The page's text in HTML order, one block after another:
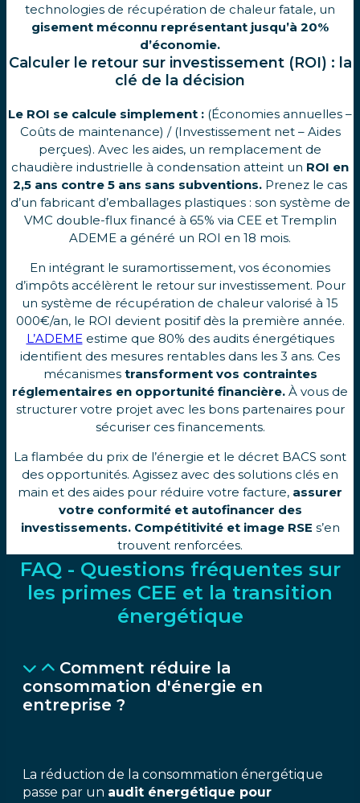
technologies de récupération de chaleur fatale, un
gisement méconnu représentant jusqu’à 20%
d’économie.
Calculer le retour sur investissement (ROI) : la
clé de la décision
Le ROI se calcule simplement : (Économies annuelles –
Coûts de maintenance) / (Investissement net – Aides
perçues). Avec les aides, un remplacement de
chaudière industrielle à condensation atteint un ROI en
2,5 ans contre 5 ans sans subventions. Prenez le cas
d’un fabricant d’emballages plastiques : son système de
VMC double-flux financé à 65% via CEE et Tremplin
ADEME a généré un ROI en 18 mois.
En intégrant le suramortissement, vos économies
d’impôts accélèrent le retour sur investissement. Pour
un système de récupération de chaleur valorisé à 15
000€/an, le ROI devient positif dès la première année.
L’ADEME estime que 80% des audits énergétiques
identifient des mesures rentables dans les 3 ans. Ces
mécanismes transforment vos contraintes
réglementaires en opportunité financière. À vous de
structurer votre projet avec les bons partenaires pour
sécuriser ces financements.
La flambée du prix de l’énergie et le décret BACS sont
des opportunités. Agissez avec des solutions clés en
main et des aides pour réduire votre facture, assurer
votre conformité et autofinancer des
investissements. Compétitivité et image RSE s’en
trouvent renforcées.
FAQ - Questions fréquentes sur
les primes CEE et la transition
énergétique
Comment réduire la
consommation d'énergie en
entreprise ?
La réduction de la consommation énergétique
passe par un audit énergétique pour